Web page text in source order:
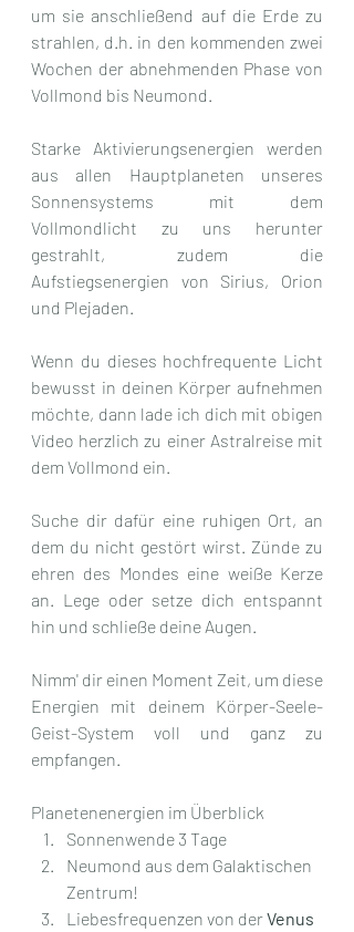
um sie anschließend auf die Erde zu
strahlen, d.h. in den kommenden zwei
Wochen der abnehmenden Phase von
Vollmond bis Neumond.
Starke Aktivierungsenergien werden
aus allen Hauptplaneten unseres
Sonnensystems mit dem
Vollmondlicht zu uns herunter
gestrahlt, zudem die
Aufstiegsenergien von Sirius, Orion
und Plejaden.
Wenn du dieses hochfrequente Licht
bewusst in deinen Körper aufnehmen
möchte, dann lade ich dich mit obigen
Video herzlich zu einer Astralreise mit
dem Vollmond ein.
Suche dir dafür eine ruhigen Ort, an
dem du nicht gestört wirst. Zünde zu
ehren des Mondes eine weiße Kerze
an. Lege oder setze dich entspannt
hin und schließe deine Augen.
Nimm' dir einen Moment Zeit, um diese
Energien mit deinem Körper-Seele-
Geist-System voll und ganz zu
empfangen.
Planetenenergien im Überblick
Sonnenwende 3 Tage
Neumond aus dem Galaktischen
Zentrum!
Liebesfrequenzen von der Venus